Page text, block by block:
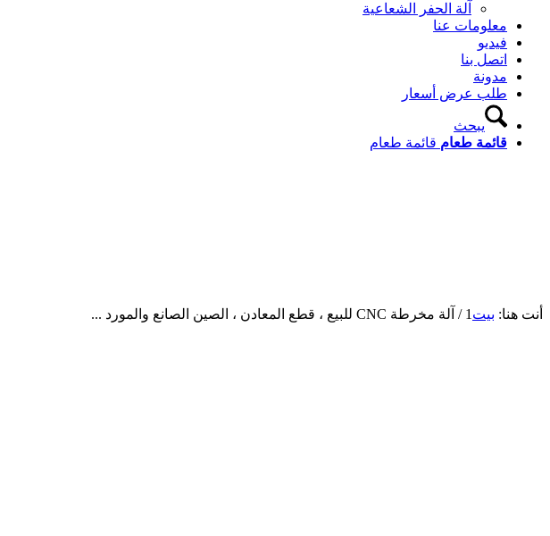
آلة الحفر الشعاعية
معلومات عنا
فيديو
اتصل بنا
مدونة
طلب عرض أسعار
يبحث
قائمة طعام قائمة طعام
أنت هنا: بيت 1
/ آلة مخرطة CNC للبيع ، قطع المعادن ، الصين الصانع والمورد ...